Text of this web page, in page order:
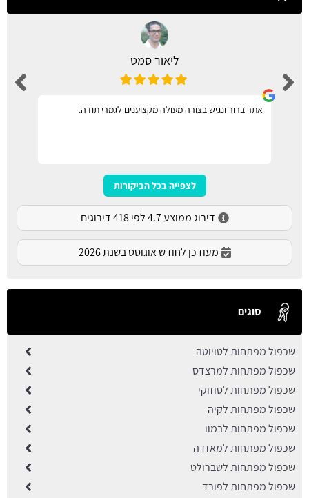
ליאור סמט
אתר ברור ונגיש בצורה מעולה מקצוענים לגמרי תודה.
לצפייה בכל הביקורות
דירוג ממוצע 4.7 לפי 418 דירוגים
מעודכן לחודש אוגוסט בשנת 2026
סוגים
שכפול מפתחות לטויוטה
שכפול מפתחות למרצדס
שכפול מפתחות לסוזוקי
שכפול מפתחות לקיה
שכפול מפתחות לבמוו
שכפול מפתחות למאזדה
שכפול מפתחות לשברולט
שכפול מפתחות לפורד